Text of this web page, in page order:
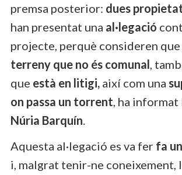
premsa posterior: dues
han presentat una al·legació
projecte, perquè consideren que
terreny que no és comunal,
que està en litigi, així com una
on passa un torrent, ha informat
Núria Barquín.
Aquesta al·legació es va fer fa
i, malgrat tenir-ne coneixement,